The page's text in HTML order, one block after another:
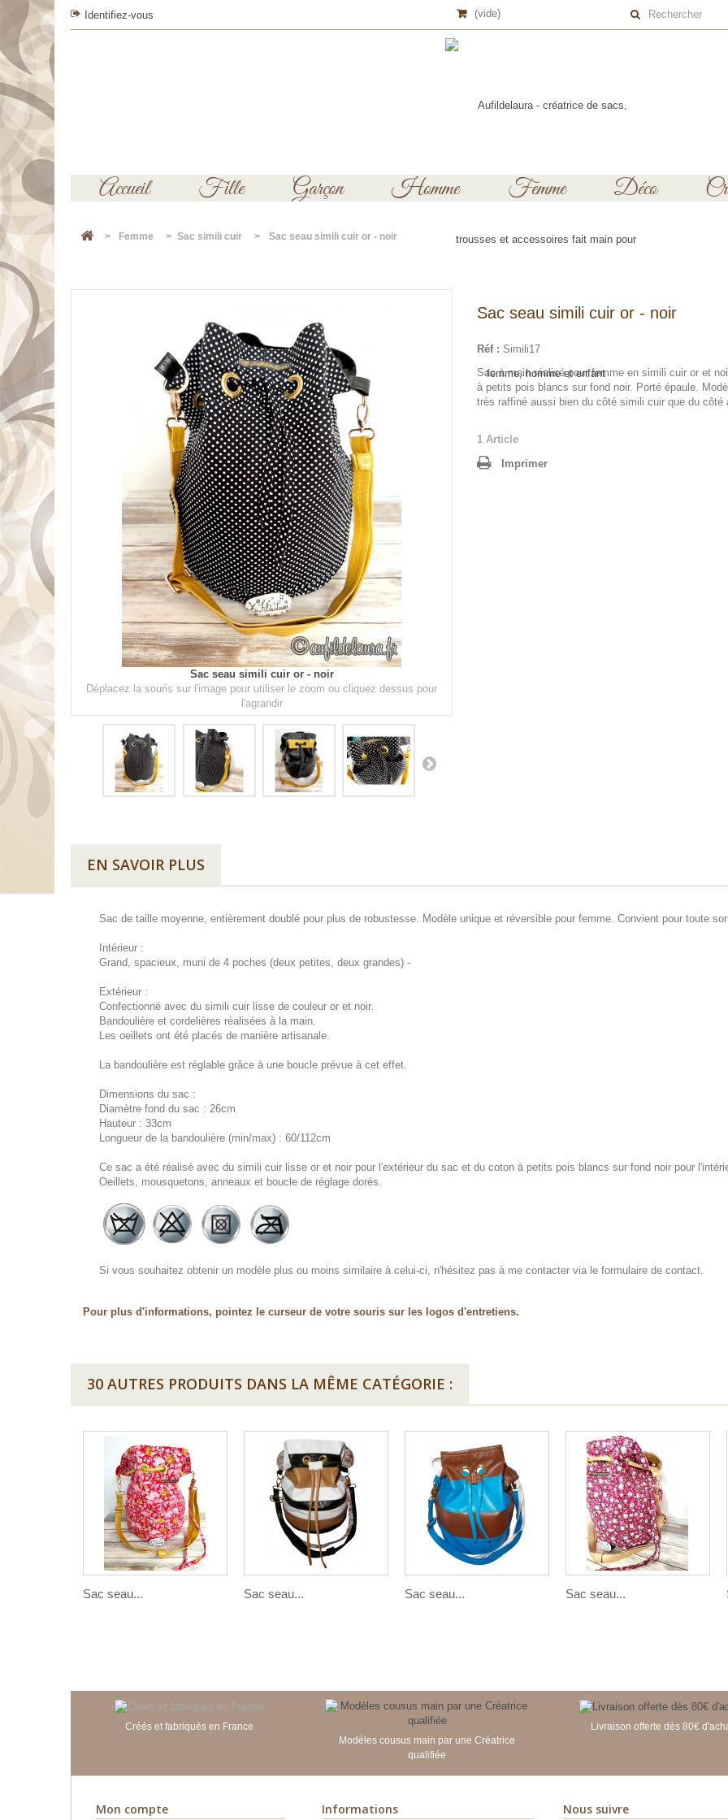
Identifiez-vous (vide)
Accueil Fille Garçon Homme Femme Déco
> Femme > Sac simili cuir > Sac seau simili cuir or - noir
Sac seau simili cuir or - noir
Déplacez la souris sur l'image pour utiliser le zoom ou cliquez dessus pour
l'agrandir
Sac seau simili cuir or - noir
Réf : Simili17
Sac à main réalisé pour femme en simili cuir or et
à petits pois blancs sur fond noir. Porté épaule.
très raffiné aussi bien du côté simili cuir que du côté
1 Article
Imprimer
EN SAVOIR PLUS
Sac de taille moyenne, entièrement doublé pour plus de robustesse. Modèle unique et réversible pour femme. Convient pour toute
Intérieur :
Grand, spacieux, muni de 4 poches (deux petites, deux grandes) -
Extérieur :
Confectionné avec du simili cuir lisse de couleur or et noir.
Bandoulière et cordelières réalisées à la main.
Les oeillets ont été placés de manière artisanale.
La bandoulière est réglable grâce à une boucle prévue à cet effet.
Dimensions du sac :
Diamètre fond du sac : 26cm
Hauteur : 33cm
Longueur de la bandoulière (min/max) : 60/112cm
Ce sac a été réalisé avec du simili cuir lisse or et noir pour l'extérieur du sac et du coton à petits pois blancs sur fond noir pour
Oeillets, mousquetons, anneaux et boucle de réglage dorés.
Si vous souhaitez obtenir un modèle plus ou moins similaire à celui-ci, n'hésitez pas à me contacter via le formulaire de contact.
Pour plus d'informations, pointez le curseur de votre souris sur les logos d'entretiens.
30 AUTRES PRODUITS DANS LA MÊME CATÉGORIE :
Sac seau... Sac seau... Sac seau... Sac seau...
Créés et fabriqués en France
Modèles cousus main par une Créatrice
qualifiée
Livraison offerte dès 80€
Mon compte Informations Nous suivre